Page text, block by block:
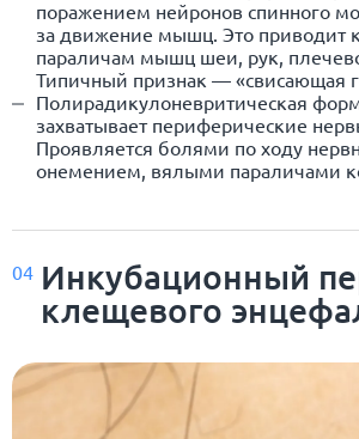
поражением нейронов спинного
за движение мышц. Это приводит
параличам мышц шеи, рук,
Типичный признак — «свисающая
Полирадикулоневритическая
захватывает периферические
Проявляется болями по ходу
онемением, вялыми параличами
04 Инкубационный
клещевого